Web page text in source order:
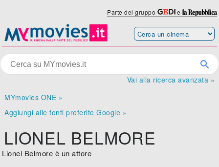
Parte del gruppo e
Vai alla ricerca avanzata »
MYmovies ONE »
Aggiungi alle fonti preferite Google »
LIONEL BELMORE
Lionel Belmore è un attore